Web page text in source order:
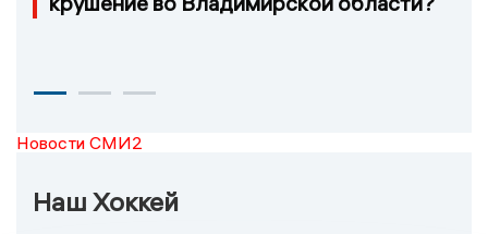
Новости СМИ2
Наш Хоккей